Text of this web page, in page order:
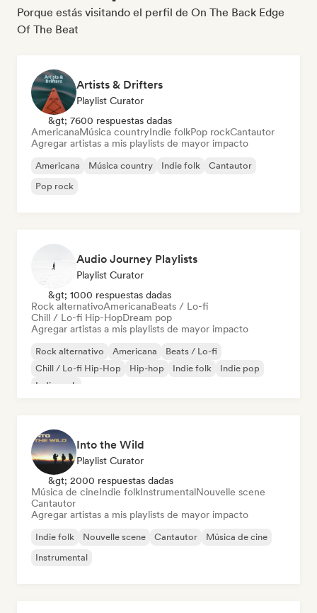
Porque estás visitando el perfil de On The Back Edge
Of The Beat
Artists & Drifters
Playlist Curator
&gt; 7600 respuestas dadas
AmericanaMúsica countryIndie folkPop rockCantautor
Agregar artistas a mis playlists de mayor impacto
Americana Música country Indie folk
Cantautor
Pop rock
Audio Journey Playlists
Playlist Curator
&gt; 1000 respuestas dadas
Rock alternativoAmericanaBeats / Lo-fi
Chill / Lo-fi Hip-HopDream pop
Agregar artistas a mis playlists de mayor impacto
Rock alternativo Americana
Beats / Lo-fi
Chill / Lo-fi Hip-Hop
Hip-hop Indie folk
Indie pop
Indie rock
Into the Wild
Playlist Curator
&gt; 2000 respuestas dadas
Música de cineIndie folkInstrumentalNouvelle scene
Cantautor
Agregar artistas a mis playlists de mayor impacto
Indie folk Nouvelle scene Cantautor
Música de cine
Instrumental